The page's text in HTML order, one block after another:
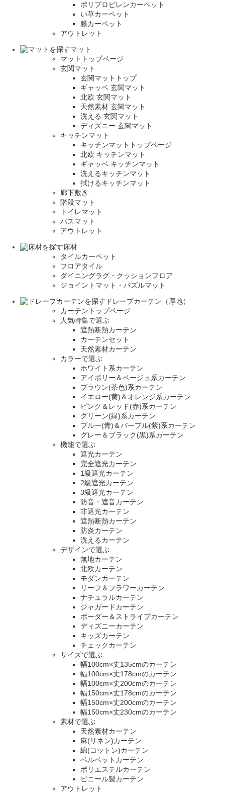
ポリプロピレンカーペット
い草カーペット
籐カーペット
アウトレット
マット
マットトップページ
玄関マット
玄関マットトップ
ギャッベ 玄関マット
北欧 玄関マット
天然素材 玄関マット
洗える 玄関マット
ディズニー 玄関マット
キッチンマット
キッチンマットトップページ
北欧 キッチンマット
ギャッベ キッチンマット
洗えるキッチンマット
拭けるキッチンマット
廊下敷き
階段マット
トイレマット
バスマット
アウトレット
床材
タイルカーペット
フロアタイル
ダイニングラグ・クッションフロア
ジョイントマット・パズルマット
ドレープカーテン（厚地）
カーテントップページ
人気特集で選ぶ
遮熱断熱カーテン
カーテンセット
天然素材カーテン
カラーで選ぶ
ホワイト系カーテン
アイボリー＆ベージュ系カーテン
ブラウン(茶色)系カーテン
イエロー(黄)＆オレンジ系カーテン
ピンク＆レッド(赤)系カーテン
グリーン(緑)系カーテン
ブルー(青)＆パープル(紫)系カーテン
グレー＆ブラック(黒)系カーテン
機能で選ぶ
遮光カーテン
完全遮光カーテン
1級遮光カーテン
2級遮光カーテン
3級遮光カーテン
防音・遮音カーテン
非遮光カーテン
遮熱断熱カーテン
防炎カーテン
洗えるカーテン
デザインで選ぶ
無地カーテン
北欧カーテン
モダンカーテン
リーフ＆フラワーカーテン
ナチュラルカーテン
ジャガードカーテン
ボーダー＆ストライプカーテン
ディズニーカーテン
キッズカーテン
チェックカーテン
サイズで選ぶ
幅100cm×丈135cmのカーテン
幅100cm×丈178cmのカーテン
幅100cm×丈200cmのカーテン
幅150cm×丈178cmのカーテン
幅150cm×丈200cmのカーテン
幅150cm×丈230cmのカーテン
素材で選ぶ
天然素材カーテン
麻(リネン)カーテン
綿(コットン)カーテン
ベルベットカーテン
ポリエステルカーテン
ビニール製カーテン
アウトレット